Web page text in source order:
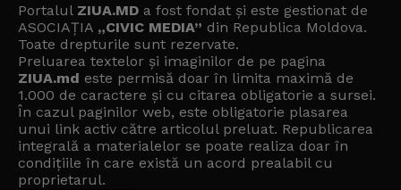
Portalul ZIUA.MD a fost fondat și este gestionat de
ASOCIAȚIA „CIVIC MEDIA” din Republica Moldova.
Toate drepturile sunt rezervate.
Preluarea textelor și imaginilor de pe pagina
ZIUA.md este permisă doar în limita maximă de
1.000 de caractere și cu citarea obligatorie a sursei.
În cazul paginilor web, este obligatorie plasarea
unui link activ către articolul preluat. Republicarea
integrală a materialelor se poate realiza doar în
condițiile în care există un acord prealabil cu
proprietarul.